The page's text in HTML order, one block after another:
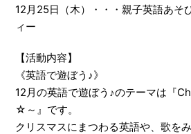
12月25日（木）・・・親子英語あそ
ィー
【活動内容】
《英語で遊ぼう♪》
12月の英語で遊ぼう♪のテーマは『
☆～』です。
クリスマスにまつわる英語や、歌を